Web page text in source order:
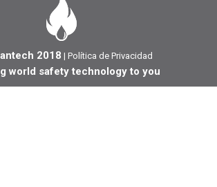
2018 | Política de Privacidad
world safety technology to you